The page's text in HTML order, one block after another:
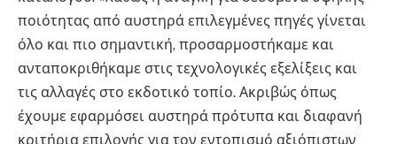
ποιότητας από αυστηρά επιλεγμένες πηγές γίνεται
όλο και πιο σημαντική, προσαρμοστήκαμε και
ανταποκριθήκαμε στις τεχνολογικές εξελίξεις και
τις αλλαγές στο εκδοτικό τοπίο. Ακριβώς όπως
έχουμε εφαρμόσει αυστηρά πρότυπα και διαφανή
κριτήρια επιλογής για τον εντοπισμό αξιόπιστων